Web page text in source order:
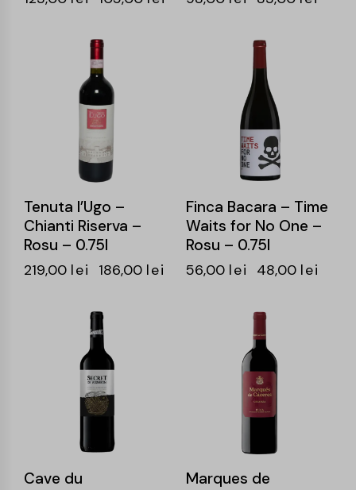
Tenuta l’Ugo –
Chianti Riserva –
Rosu – 0.75l
219,00 lei 186,00 lei
Finca Bacara – Time
Waits for No One –
Rosu – 0.75l
56,00 lei 48,00 lei
Cave du
Marques de